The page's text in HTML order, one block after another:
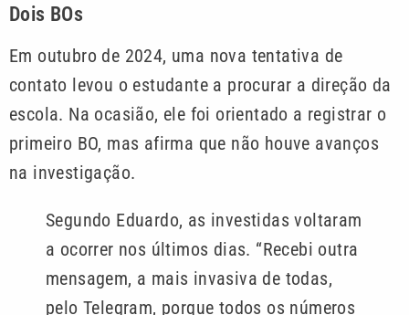
Dois BOs
Em outubro de 2024, uma nova tentativa de
contato levou o estudante a procurar a direção da
escola. Na ocasião, ele foi orientado a registrar o
primeiro BO, mas afirma que não houve avanços
na investigação.
Segundo Eduardo, as investidas voltaram
a ocorrer nos últimos dias. “Recebi outra
mensagem, a mais invasiva de todas,
pelo Telegram, porque todos os números